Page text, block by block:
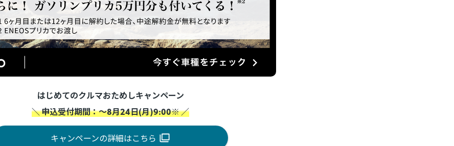
はじめてのクルマおためしキャンペーン
＼ 申込受付期間：～8月24日(月)9:00※ ／
キャンペーンの詳細はこちら